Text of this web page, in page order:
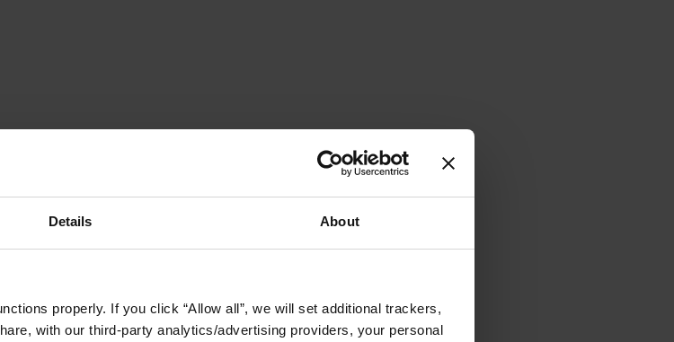
Details About
properly. If you click “Allow all”, we will set additional trackers,
with our third-party analytics/advertising providers, your personal